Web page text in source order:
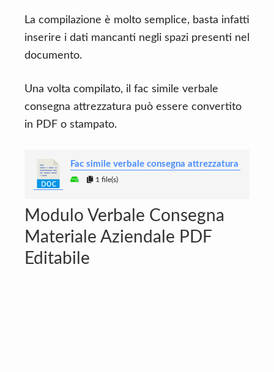
La compilazione è molto semplice, basta infatti
inserire i dati mancanti negli spazi presenti nel
documento.
Una volta compilato, il fac simile verbale
consegna attrezzatura può essere convertito
in PDF o stampato.
Fac simile verbale consegna attrezzatura
1 file(s)
Modulo Verbale Consegna
Materiale Aziendale PDF
Editabile